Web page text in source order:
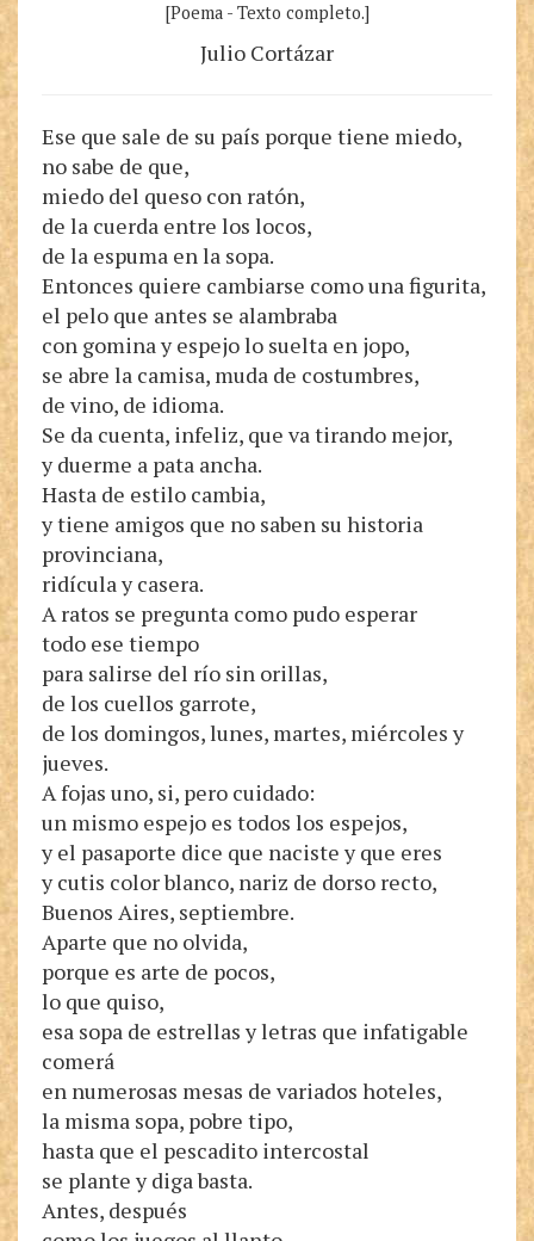
[Poema - Texto completo.]
Julio Cortázar
Ese que sale de su país porque tiene miedo,
no sabe de que,
miedo del queso con ratón,
de la cuerda entre los locos,
de la espuma en la sopa.
Entonces quiere cambiarse como una figurita,
el pelo que antes se alambraba
con gomina y espejo lo suelta en jopo,
se abre la camisa, muda de costumbres,
de vino, de idioma.
Se da cuenta, infeliz, que va tirando mejor,
y duerme a pata ancha.
Hasta de estilo cambia,
y tiene amigos que no saben su historia
provinciana,
ridícula y casera.
A ratos se pregunta como pudo esperar
todo ese tiempo
para salirse del río sin orillas,
de los cuellos garrote,
de los domingos, lunes, martes, miércoles y
jueves.
A fojas uno, si, pero cuidado:
un mismo espejo es todos los espejos,
y el pasaporte dice que naciste y que eres
y cutis color blanco, nariz de dorso recto,
Buenos Aires, septiembre.
Aparte que no olvida,
porque es arte de pocos,
lo que quiso,
esa sopa de estrellas y letras que infatigable
comerá
en numerosas mesas de variados hoteles,
la misma sopa, pobre tipo,
hasta que el pescadito intercostal
se plante y diga basta.
Antes, después